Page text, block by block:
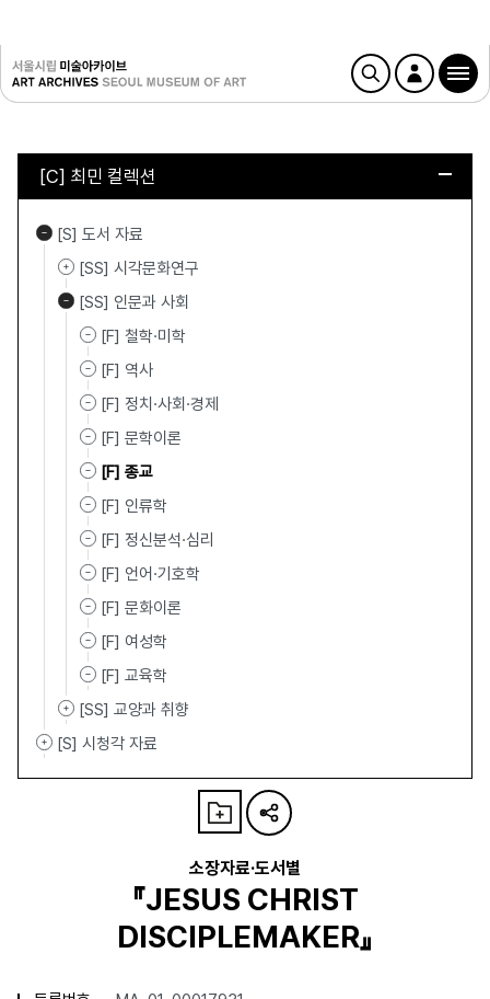
[C] 최민 컬렉션
[S] 도서 자료
[SS] 시각문화연구
[SS] 인문과 사회
[F] 철학·미학
[F] 역사
[F] 정치·사회·경제
[F] 문학이론
[F] 종교
[F] 인류학
[F] 정신분석·심리
[F] 언어·기호학
[F] 문화이론
[F] 여성학
[F] 교육학
[SS] 교양과 취향
[S] 시청각 자료
소장자료·도서별
『JESUS CHRIST
DISCIPLEMAKER』